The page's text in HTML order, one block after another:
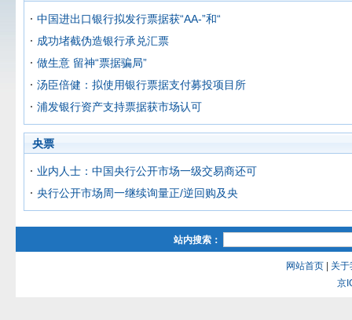
中国进出口银行拟发行票据获“AA-”和“
成功堵截伪造银行承兑汇票
做生意 留神“票据骗局”
汤臣倍健：拟使用银行票据支付募投项目所
浦发银行资产支持票据获市场认可
央票
业内人士：中国央行公开市场一级交易商还可
央行公开市场周一继续询量正/逆回购及央
站内搜索：
网站首页
关于
京